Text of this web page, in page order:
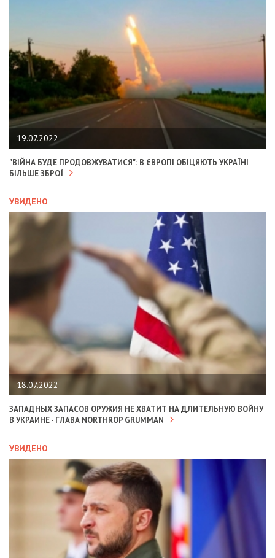
19.07.2022
"ВІЙНА БУДЕ ПРОДОВЖУВАТИСЯ": В ЄВРОПІ ОБІЦЯЮТЬ УКРАЇНІ
БІЛЬШЕ ЗБРОЇ
УВИДЕНО
18.07.2022
ЗАПАДНЫХ ЗАПАСОВ ОРУЖИЯ НЕ ХВАТИТ НА ДЛИТЕЛЬНУЮ ВОЙНУ
В УКРАИНЕ - ГЛАВА NORTHROP GRUMMAN
УВИДЕНО